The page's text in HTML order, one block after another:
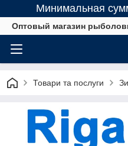
Минимальная
Оптовый магазин
Товари та послуги